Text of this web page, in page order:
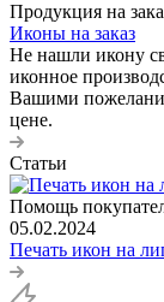
Продукция на
Иконы на заказ
Не нашли икону
иконное
Вашими
цене.
Статьи
Помощь
05.02.2024
Печать икон на